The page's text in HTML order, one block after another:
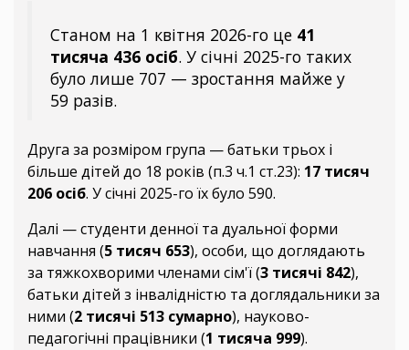
Станом на 1 квітня 2026-го це 41
тисяча 436 осіб. У січні 2025-го таких
було лише 707 — зростання майже у
59 разів.
Друга за розміром група — батьки трьох і
більше дітей до 18 років (п.3 ч.1 ст.23): 17 тисяч
206 осіб. У січні 2025-го їх було 590.
Далі — студенти денної та дуальної форми
навчання (5 тисяч 653), особи, що доглядають
за тяжкохворими членами сім'ї (3 тисячі 842),
батьки дітей з інвалідністю та доглядальники за
ними (2 тисячі 513 сумарно), науково-
педагогічні працівники (1 тисяча 999).